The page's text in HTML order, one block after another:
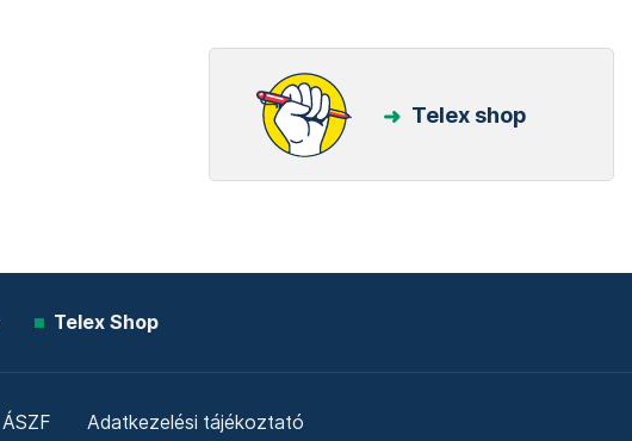
Telex shop
Telex Shop
ÁSZF Adatkezelési tájékoztató